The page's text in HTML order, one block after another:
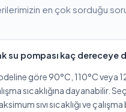
en çok sorduğu
su pompası kaç dereceye
göre 90°C, 110°C veya
sıcaklığına dayanabilir.
sıvı sıcaklığı ve